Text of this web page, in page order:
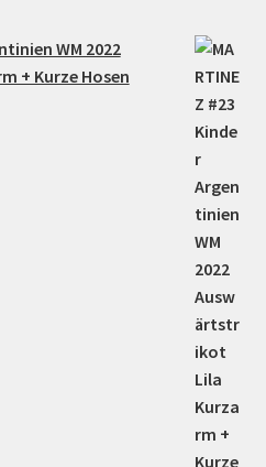
WM 2022
+ Kurze Hosen